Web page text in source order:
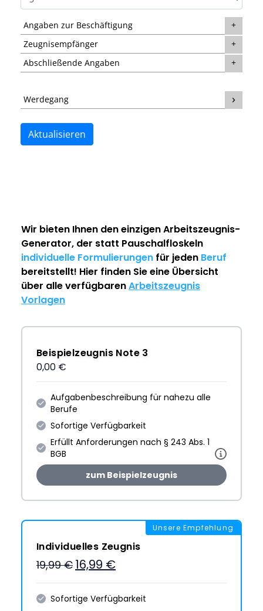
Angaben zur Beschäftigung
Zeugnisempfänger
Abschließende Angaben
Werdegang
Aktualisieren
Wir bieten Ihnen den einzigenArbeitszeugnis-
Generator, der statt Pauschalfloskeln
individuelle Formulierungen für jeden Beruf
bereitstellt! Hier finden Sie eine Übersicht
über alle verfügbarenArbeitszeugnis
Vorlagen
Beispielzeugnis Note 3
0,00 €
Aufgabenbeschreibung für nahezu alle
Berufe
Sofortige Verfügbarkeit
Erfüllt Anforderungen nach § 243 Abs. 1
BGB
zum Beispielzeugnis
Unsere Empfehlung
Individuelles Zeugnis
19,99 € 16,99 €
Sofortige Verfügbarkeit